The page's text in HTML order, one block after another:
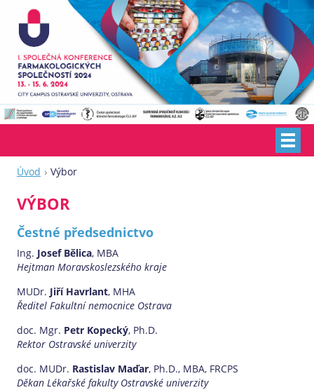
Úvod Výbor
VÝBOR
Čestné předsednictvo
Ing. Josef Bělica, MBA
Hejtman Moravskoslezského kraje
MUDr. Jiří Havrlant, MHA
Ředitel Fakultní nemocnice Ostrava
doc. Mgr. Petr Kopecký, Ph.D.
Rektor Ostravské univerzity
doc. MUDr. Rastislav Maďar, Ph.D., MBA, FRCPS
Děkan Lékařské fakulty Ostravské univerzity